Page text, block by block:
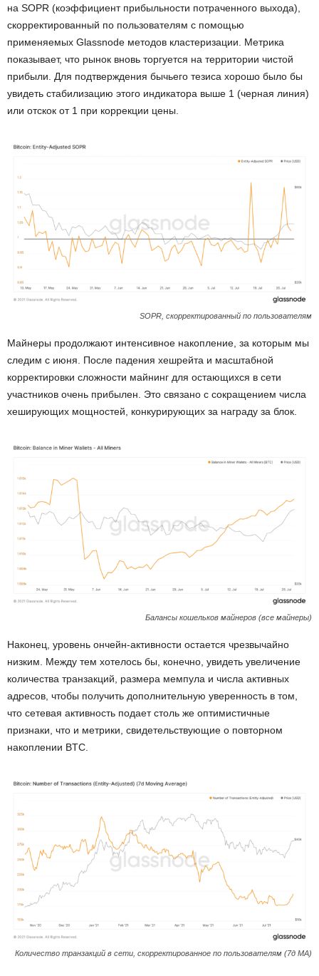
на SOPR (коэффициент прибыльности потраченного выхода),
скорректированный по пользователям с помощью
применяемых Glassnode методов кластеризации. Метрика
показывает, что рынок вновь торгуется на территории чистой
прибыли. Для подтверждения бычьего тезиса хорошо было бы
увидеть стабилизацию этого индикатора выше 1 (черная линия)
или отскок от 1 при коррекции цены.
SOPR, скорректированный по пользователям
Майнеры продолжают интенсивное накопление, за которым мы
следим с июня. После падения хешрейта и масштабной
корректировки сложности майнинг для остающихся в сети
участников очень прибылен. Это связано с сокращением числа
хеширующих мощностей, конкурирующих за награду за блок.
Балансы кошельков майнеров (все майнеры)
Наконец, уровень ончейн-активности остается чрезвычайно
низким. Между тем хотелось бы, конечно, увидеть увеличение
количества транзакций, размера мемпула и числа активных
адресов, чтобы получить дополнительную уверенность в том,
что сетевая активность подает столь же оптимистичные
признаки, что и метрики, свидетельствующие о повторном
накоплении BTC.
Количество транзакций в сети, скорректированное по пользователям (7д MA)